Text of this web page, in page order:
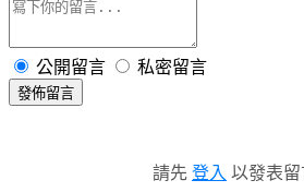
公開留言 私密留言
發佈留言
請先 登入 以發表留